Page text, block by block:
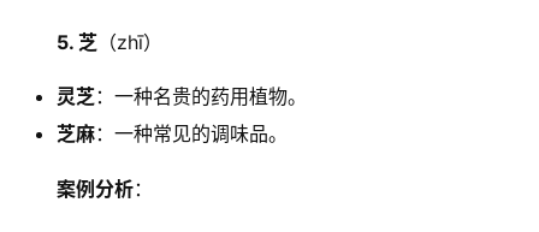
5. 芝 （zhī）
灵芝：一种名贵的药用植物。
芝麻：一种常见的调味品。
案例分析：